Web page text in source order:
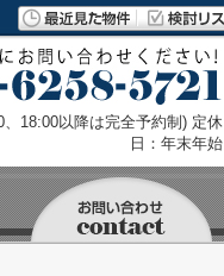
18:00以降は完全予約制) 定休
日：年末年始